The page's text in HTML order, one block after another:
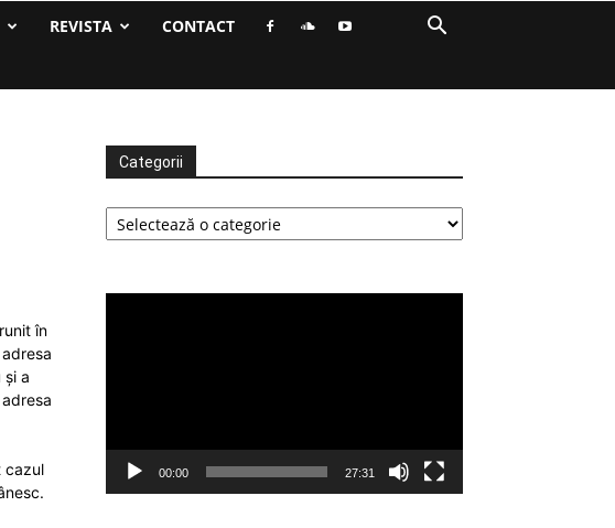
REVISTA CONTACT
în
și a
cazul
Categorii
Categorii
00:00 27:31